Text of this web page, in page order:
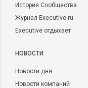
История Сообщества
Журнал Executive.ru
Executive отдыхает
НОВОСТИ
Новости дня
Новости компаний